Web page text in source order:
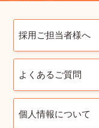
採用ご担当者様へ
よくあるご質問
個人情報について